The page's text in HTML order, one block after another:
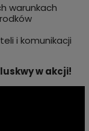
warunkach
i komunikacji
w akcji!